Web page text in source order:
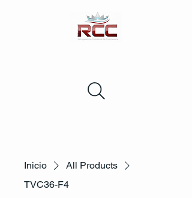
Inicio
All Products
TVC36-F4